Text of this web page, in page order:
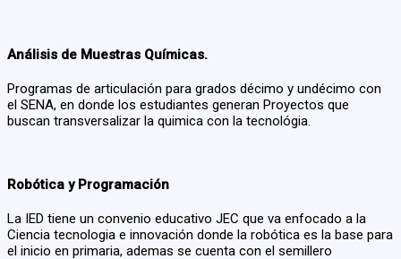
Análisis de Muestras Químicas.
Programas de articulación para grados décimo y undécimo con
el SENA, en donde los estudiantes generan Proyectos que
buscan transversalizar la quimica con la tecnológia.
Robótica y Programación
La IED tiene un convenio educativo JEC que va enfocado a la
Ciencia tecnologia e innovación donde la robótica es la base para
el inicio en primaria, ademas se cuenta con el semillero